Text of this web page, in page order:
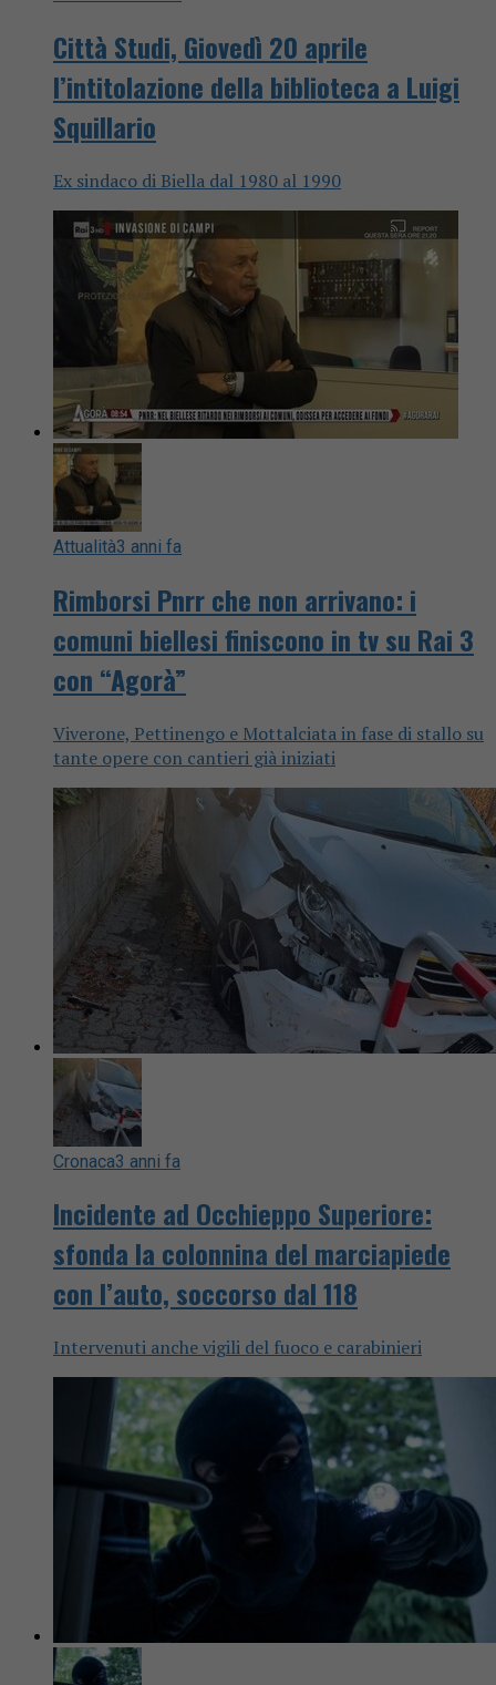
Città Studi, Giovedì 20 aprile
l’intitolazione della biblioteca a Luigi
Squillario
Ex sindaco di Biella dal 1980 al 1990
Attualità3 anni fa
Rimborsi Pnrr che non arrivano: i
comuni biellesi finiscono in tv su Rai 3
con “Agorà”
Viverone, Pettinengo e Mottalciata in fase di stallo su
tante opere con cantieri già iniziati
Cronaca3 anni fa
Incidente ad Occhieppo Superiore:
sfonda la colonnina del marciapiede
con l’auto, soccorso dal 118
Intervenuti anche vigili del fuoco e carabinieri